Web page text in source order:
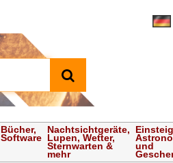
Bücher,
Software
Nachtsichtgeräte,
Lupen, Wetter,
Sternwarten &
mehr
und